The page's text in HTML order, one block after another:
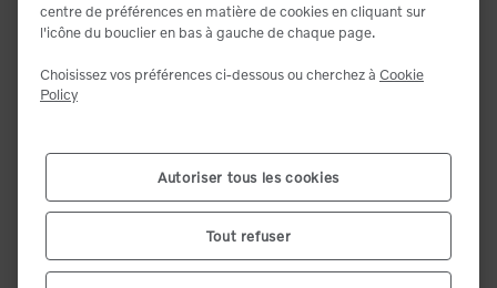
Next image
Entrez votre code postal. Nous vous mettrons en relation
meilleures offres.
Inventory and product availability may change after dealer
*
Code postal (12345)
centre de préférences en matière de cookies en cliquant sur
l'icône du bouclier en bas à gauche de chaque page.
Choisissez vos préférences ci-dessous ou cherchez à Cookie
Policy
Autoriser tous les cookies
Tout refuser